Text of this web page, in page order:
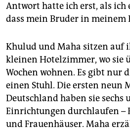
Antwort hatte ich erst, als ich
dass mein Bruder in meinem
Khulud und Maha sitzen auf
kleinen Hotelzimmer, wo sie
Wochen wohnen. Es gibt nur
einen Stuhl. Die ersten neun
Deutschland haben sie sechs
Einrichtungen durchlaufen –
und Frauenhäuser. Maha